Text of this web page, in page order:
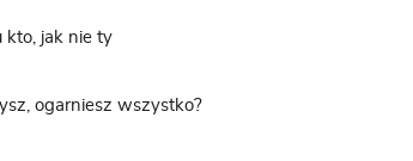
kto, jak nie ty
ogarniesz wszystko?